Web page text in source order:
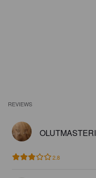
REVIEWS
OLUTMASTERI
2.8